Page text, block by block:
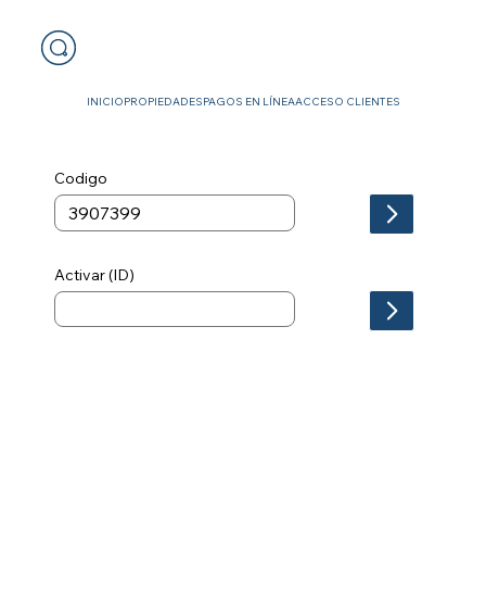
INICIOPROPIEDADESPAGOS EN LÍNEAACCESO CLIENTES
Codigo
Activar (ID)